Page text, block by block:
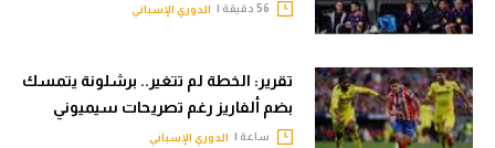
الدوري الإسباني
تقرير: الخطة لم تتغير.. برشلونة يتمسك
بضم ألفاريز رغم تصريحات سيميوني
ساعة | الدوري الإسباني